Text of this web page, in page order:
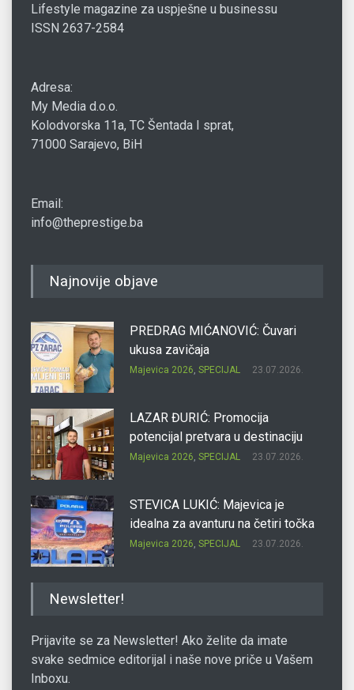
Lifestyle magazine za uspješne u businessu
ISSN 2637-2584
Adresa:
My Media d.o.o.
Kolodvorska 11a, TC Šentada I sprat,
71000 Sarajevo, BiH
Email:
info@theprestige.ba
Najnovije objave
PREDRAG MIĆANOVIĆ: Čuvari
ukusa zavičaja
Majevica 2026 SPECIJAL 23.07.2026.
LAZAR ĐURIĆ: Promocija
potencijal pretvara u destinaciju
Majevica 2026 SPECIJAL 23.07.2026.
STEVICA LUKIĆ: Majevica je
idealna za avanturu na četiri točka
Majevica 2026 SPECIJAL 23.07.2026.
Newsletter!
Prijavite se za Newsletter! Ako želite da imate
svake sedmice editorijal i naše nove priče u Vašem
Inboxu.